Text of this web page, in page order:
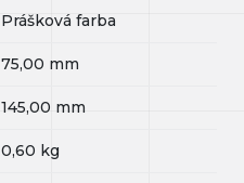
Prášková farba
75,00 mm
145,00 mm
0,60 kg